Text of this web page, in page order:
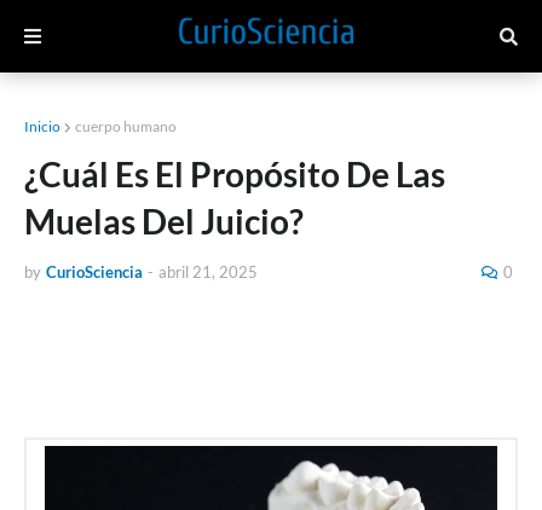
Inicio cuerpo humano
¿Cuál Es El Propósito De Las
Muelas Del Juicio?
by CurioSciencia - abril 21, 2025 0